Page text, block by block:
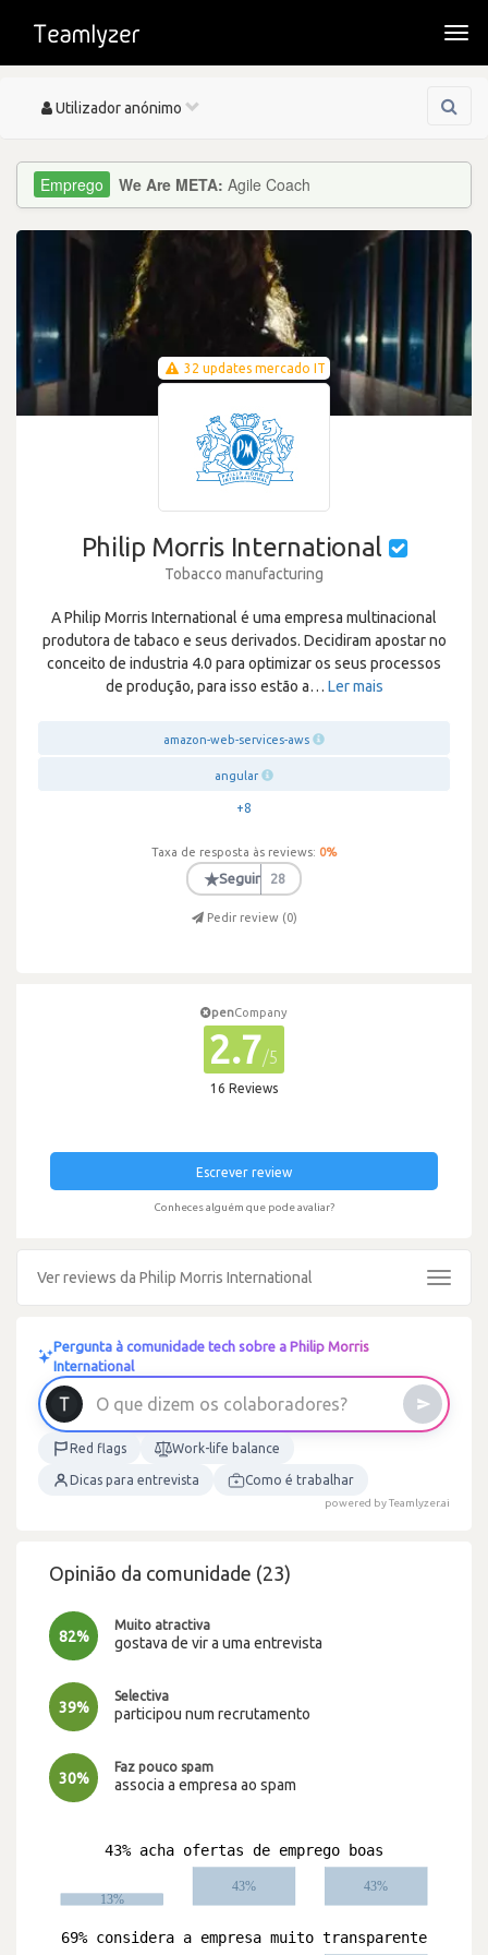
Toggle
Utilizador anónimo
We Are META: Agile Coach
32 updates mercado IT
Philip Morris International
Tobacco manufacturing
A Philip Morris International é uma empresa multinacional
produtora de tabaco e seus derivados. Decidiram apostar no
conceito de industria 4.0 para optimizar os seus processos
de produção, para isso estão a… Ler mais
amazon-web-services-aws
angular
+8
Taxa de resposta às reviews: 0%
★Seguir 28
Pedir review (0)
penCompany
2.7/5
16 Reviews
Escrever review
Conheces alguém que pode avaliar?
Ver reviews da Philip Morris International
Toggle
Pergunta à comunidade tech sobre a Philip Morris
International
O que d izem os colaboradores?
Red flags Work-life balance
Dicas para entrevista Como é trabalhar
powered by Teamlyzer.ai
Opinião da comunidade (23)
82%
Muito atractiva
gostava de vir a uma entrevista
39%
Selectiva
participou num recrutamento
30%
Faz pouco spam
associa a empresa ao spam